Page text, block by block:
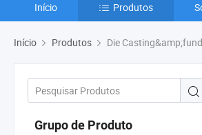
Início Produtos
Início Produtos Die
Grupo de Produto